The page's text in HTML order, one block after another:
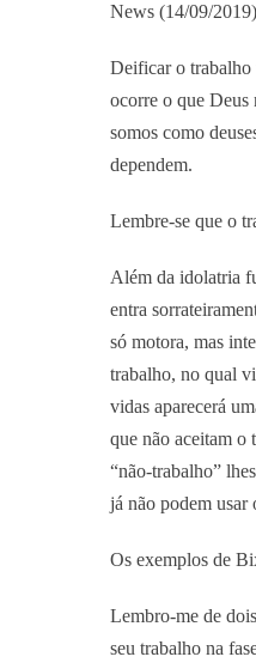
News (14/09/
Deificar o trabalho
ocorre o que Deus
somos como
dependem.
Lembre-se que o
Além da idolatria
entra
só motora, mas
trabalho, no qual
vidas aparecerá
que não aceitam o
“não-trabalho”
já não podem usar
Os exemplos de
Lembro-me de
seu trabalho na